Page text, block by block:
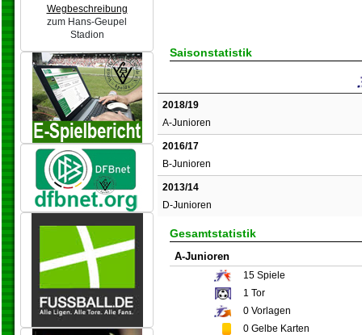
Wegbeschreibung
zum Hans-Geupel
Stadion
Saisonstatistik
2018/19
A-Junioren
2016/17
B-Junioren
2013/14
D-Junioren
Gesamtstatistik
A-Junioren
15 Spiele
1 Tor
0 Vorlagen
0 Gelbe Karten